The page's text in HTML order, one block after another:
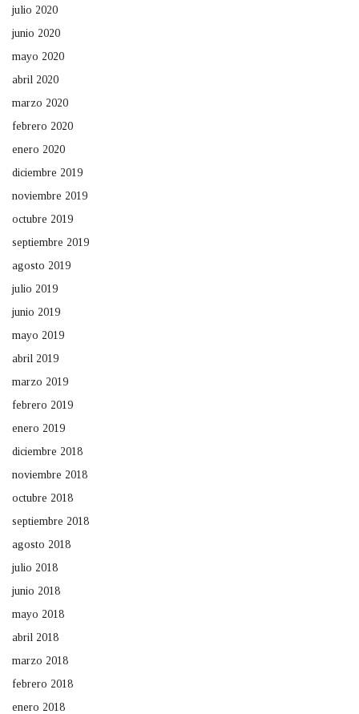
julio 2020
junio 2020
mayo 2020
abril 2020
marzo 2020
febrero 2020
enero 2020
diciembre 2019
noviembre 2019
octubre 2019
septiembre 2019
agosto 2019
julio 2019
junio 2019
mayo 2019
abril 2019
marzo 2019
febrero 2019
enero 2019
diciembre 2018
noviembre 2018
octubre 2018
septiembre 2018
agosto 2018
julio 2018
junio 2018
mayo 2018
abril 2018
marzo 2018
febrero 2018
enero 2018